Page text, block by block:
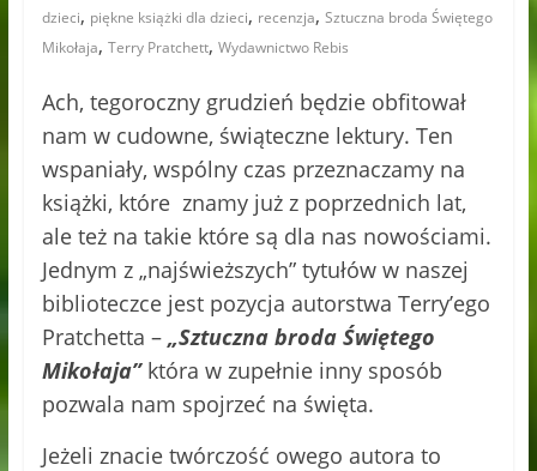
dzieci, piękne książki dla dzieci, recenzja, Sztuczna broda Świętego
Mikołaja, Terry Pratchett, Wydawnictwo Rebis
Ach, tegoroczny grudzień będzie obfitował
nam w cudowne, świąteczne lektury. Ten
wspaniały, wspólny czas przeznaczamy na
książki, które znamy już z poprzednich lat,
ale też na takie które są dla nas nowościami.
Jednym z „najświeższych” tytułów w naszej
biblioteczce jest pozycja autorstwa Terry’ego
Pratchetta –„Sztuczna broda Świętego
Mikołaja”która w zupełnie inny sposób
pozwala nam spojrzeć na święta.
Jeżeli znacie twórczość owego autora to